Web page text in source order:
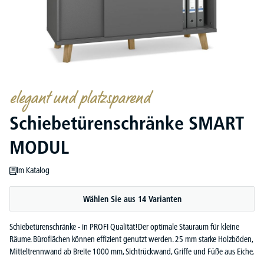
elegant und platzsparend
Schiebetürenschränke SMART
MODUL
Im Katalog
Wählen Sie aus 14 Varianten
Schiebetürenschränke - in PROFI Qualität!Der optimale Stauraum für kleine
Räume. Büroflächen können effizient genutzt werden. 25 mm starke Holzböden,
Mitteltrennwand ab Breite 1000 mm, Sichtrückwand, Griffe und Füße aus Eiche,